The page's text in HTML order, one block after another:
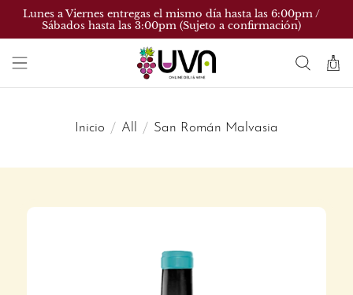
Lunes a Viernes entregas el mismo día hasta las 6:00pm /
Sábados hasta las 3:00pm (Sujeto a confirmación)
Inicio All San Román Malvasia